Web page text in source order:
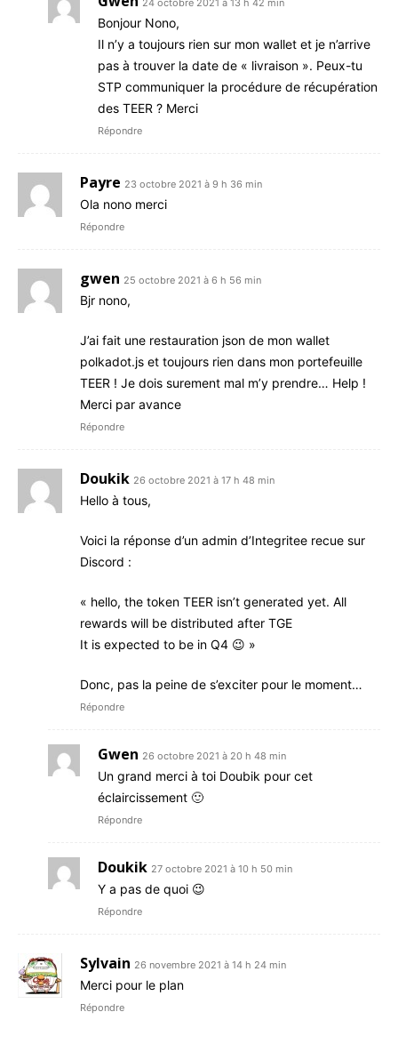
24 octobre 2021 à 13 h 42 min
Bonjour Nono,
Il n’y a toujours rien sur mon wallet et je n’arrive
pas à trouver la date de « livraison ». Peux-tu
STP communiquer la procédure de récupération
des TEER ? Merci
Répondre
Payre 23 octobre 2021 à 9 h 36 min
Ola nono merci
Répondre
gwen 25 octobre 2021 à 6 h 56 min
Bjr nono,
J’ai fait une restauration json de mon wallet
polkadot.js et toujours rien dans mon portefeuille
TEER ! Je dois surement mal m’y prendre… Help !
Merci par avance
Répondre
Doukik 26 octobre 2021 à 17 h 48 min
Hello à tous,
Voici la réponse d’un admin d’Integritee recue sur
Discord :
« hello, the token TEER isn’t generated yet. All
rewards will be distributed after TGE
It is expected to be in Q4 😉 »
Donc, pas la peine de s’exciter pour le moment…
Répondre
Gwen 26 octobre 2021 à 20 h 48 min
Un grand merci à toi Doubik pour cet
éclaircissement 🙂
Répondre
Doukik 27 octobre 2021 à 10 h 50 min
Y a pas de quoi 😉
Répondre
Sylvain 26 novembre 2021 à 14 h 24 min
Merci pour le plan
Répondre